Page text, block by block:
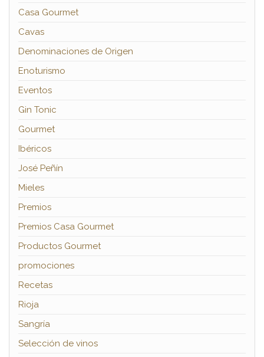
Casa Gourmet
Cavas
Denominaciones de Origen
Enoturismo
Eventos
Gin Tonic
Gourmet
Ibéricos
José Peñín
Mieles
Premios
Premios Casa Gourmet
Productos Gourmet
promociones
Recetas
Rioja
Sangría
Selección de vinos